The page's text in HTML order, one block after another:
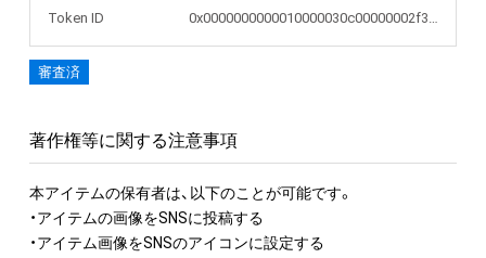
Token ID
0x0000000000010000030c00000002f3ae
審査済
著作権等に関する注意事項
本アイテムの保有者は、以下のことが可能です。
・アイテムの画像をSNSに投稿する
・アイテム画像をSNSのアイコンに設定する